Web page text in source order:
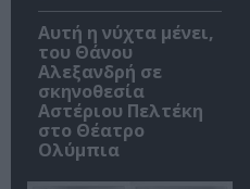
Αυτή η νύχτα μένει,
του Θάνου
Αλεξανδρή σε
σκηνοθεσία
Αστέριου Πελτέκη
στο Θέατρο
Ολύμπια